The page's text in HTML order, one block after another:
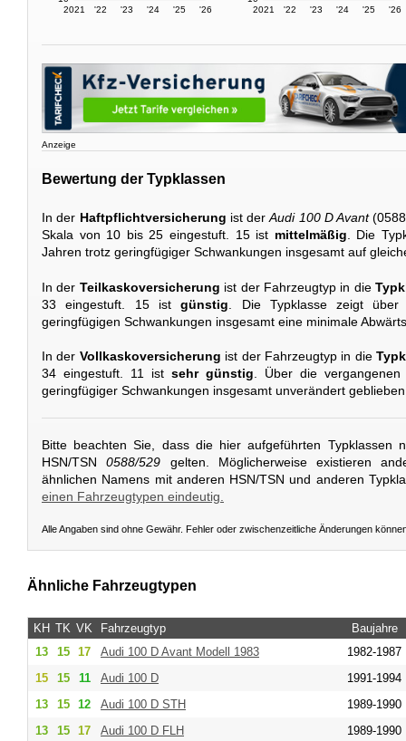
2021 '22 '23 '24 '25 '26 2021 '22 '23 '24 '25 '26
Anzeige
Bewertung der Typklassen
In der Haftpflichtversicherung ist derAudi 100 D Avant
Skala von 10 bis 25 eingestuft. 15 ist mittelmäßig . Die
Jahren trotz geringfügiger Schwankungen insgesamt auf
In der Teilkaskoversicherung ist der Fahrzeugtyp in die
33 eingestuft. 15 istgünstig . Die Typklasse zeigt
geringfügigen Schwankungen insgesamt eine minimale
In der Vollkaskoversicherung ist der Fahrzeugtyp in die
34 eingestuft. 11 ist sehr günstig. Über die
geringfügiger Schwankungen insgesamt unverändert
Bitte beachten Sie, dass die hier aufgeführten Typklassen
HSN/TSN0588/529 gelten. Möglicherweise existieren
ähnlichen Namens mit anderen HSN/TSN und anderen
einen Fahrzeugtypen eindeutig.
Alle Angaben sind ohne Gewähr. Fehler oder zwischenzeitliche Änderungen
Ähnliche Fahrzeugtypen
KH TK VK Fahrzeugtyp
Baujahre
13
15 17 Audi 100 D Avant Modell 1983
1982-1987
15
15 11 Audi 100 D
1991-1994
13
15 12 Audi 100 D STH
1989-1990
13
15 17 Audi 100 D FLH
1989-1990